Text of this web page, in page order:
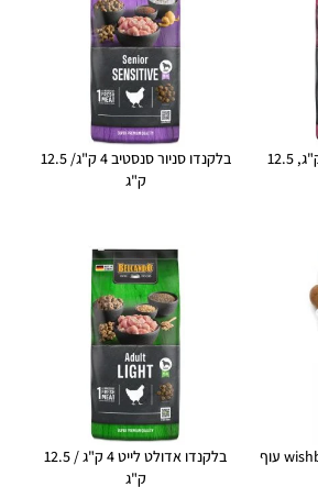
בלקנדו פיינסט קרוק 4 ק"ג, 12.5
בלקנדו סניור סנסטיב 4 ק"ג/ 12.5
ק"ג
בלקנדו אדולט לייט 4 ק"ג / 12.5
ק"ג